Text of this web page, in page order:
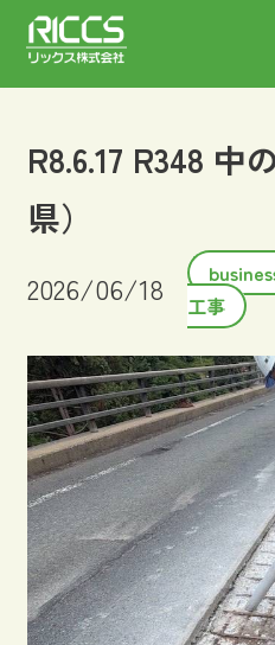
R8.6.17 R348 中
県）
2026/06/18
工事